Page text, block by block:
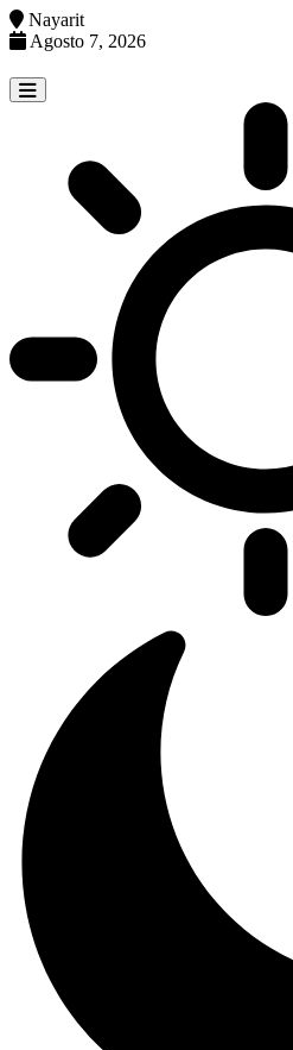
Nayarit
Agosto 7, 2026
to
content